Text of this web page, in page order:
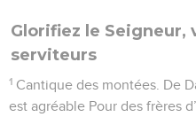
pas : C’est un de tes
trône.
12 Si tes fils observent mon
leur enseigne, Leurs fils aussi